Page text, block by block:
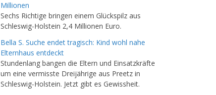
Millionen
Sechs Richtige bringen einem Glückspilz aus
Schleswig-Holstein 2,4 Millionen Euro.
Bella S. Suche endet tragisch: Kind wohl nahe
Elternhaus entdeckt
Stundenlang bangen die Eltern und Einsatzkräfte
um eine vermisste Dreijährige aus Preetz in
Schleswig-Holstein. Jetzt gibt es Gewissheit.